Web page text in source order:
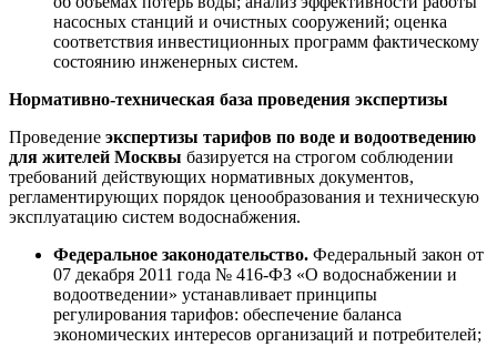
насосных станций и очистных сооружений; оценка
соответствия инвестиционных программ фактическому
состоянию инженерных систем.
Нормативно-техническая база проведения экспертизы
Проведение экспертизы тарифов по воде и водоотведению
для жителей Москвы базируется на строгом соблюдении
требований действующих нормативных документов,
регламентирующих порядок ценообразования и техническую
эксплуатацию систем водоснабжения.
Федеральное законодательство. Федеральный закон от
07 декабря 2011 года № 416-ФЗ «О водоснабжении и
водоотведении» устанавливает принципы
регулирования тарифов: обеспечение баланса
экономических интересов организаций и потребителей;